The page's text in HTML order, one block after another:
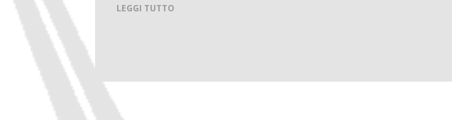
LEGGI TUTTO